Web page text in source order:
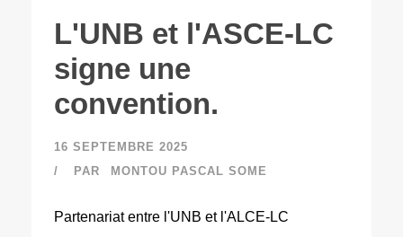
L'UNB et l'ASCE-LC
signe une
convention.
16 SEPTEMBRE 2025
PAR
MONTOU PASCAL SOME
Partenariat entre l'UNB et l'ALCE-LC